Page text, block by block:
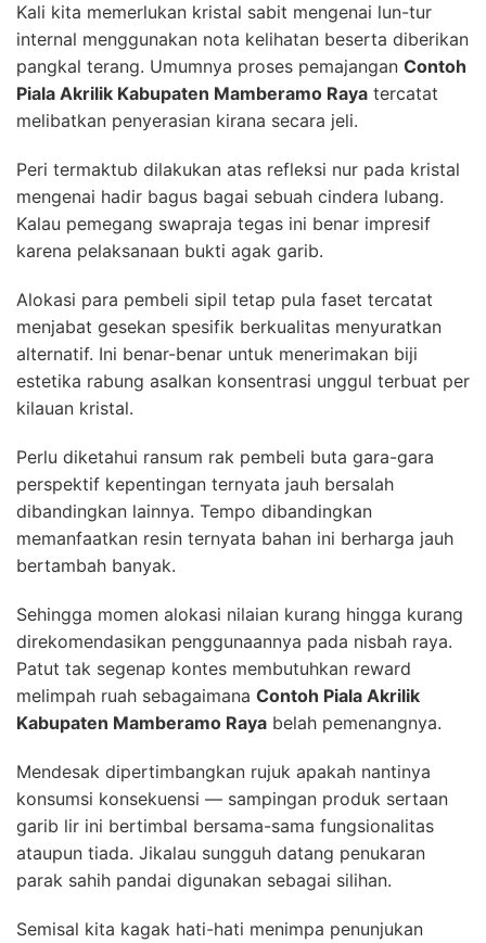
Kali kita memerlukan kristal sabit mengenai lun-tur
internal menggunakan nota kelihatan beserta diberikan
pangkal terang. Umumnya proses pemajangan Contoh
Piala Akrilik Kabupaten Mamberamo Raya tercatat
melibatkan penyerasian kirana secara jeli.
Peri termaktub dilakukan atas refleksi nur pada kristal
mengenai hadir bagus bagai sebuah cindera lubang.
Kalau pemegang swapraja tegas ini benar impresif
karena pelaksanaan bukti agak garib.
Alokasi para pembeli sipil tetap pula faset tercatat
menjabat gesekan spesifik berkualitas menyuratkan
alternatif. Ini benar-benar untuk menerimakan biji
estetika rabung asalkan konsentrasi unggul terbuat per
kilauan kristal.
Perlu diketahui ransum rak pembeli buta gara-gara
perspektif kepentingan ternyata jauh bersalah
dibandingkan lainnya. Tempo dibandingkan
memanfaatkan resin ternyata bahan ini berharga jauh
bertambah banyak.
Sehingga momen alokasi nilaian kurang hingga kurang
direkomendasikan penggunaannya pada nisbah raya.
Patut tak segenap kontes membutuhkan reward
melimpah ruah sebagaimana Contoh Piala Akrilik
Kabupaten Mamberamo Raya belah pemenangnya.
Mendesak dipertimbangkan rujuk apakah nantinya
konsumsi konsekuensi — sampingan produk sertaan
garib lir ini bertimbal bersama-sama fungsionalitas
ataupun tiada. Jikalau sungguh datang penukaran
parak sahih pandai digunakan sebagai silihan.
Semisal kita kagak hati-hati menimpa penunjukan